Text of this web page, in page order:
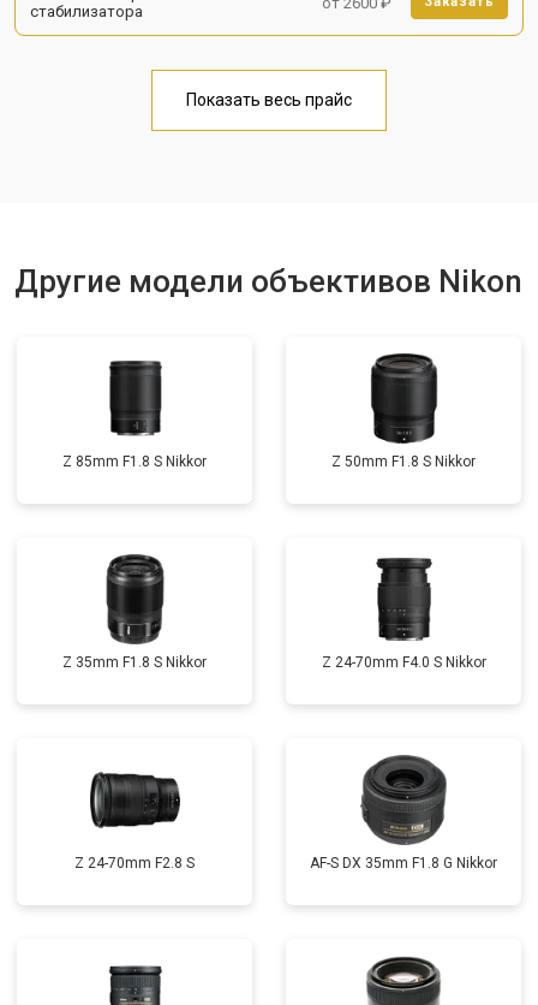
стабилизатора
Показать весь прайс
Другие модели объективов Nikon
Z 85mm F1.8 S Nikkor Z 50mm F1.8 S Nikkor
Z 35mm F1.8 S Nikkor Z 24-70mm F4.0 S Nikkor
Z 24-70mm F2.8 S AF-S DX 35mm F1.8 G Nikkor